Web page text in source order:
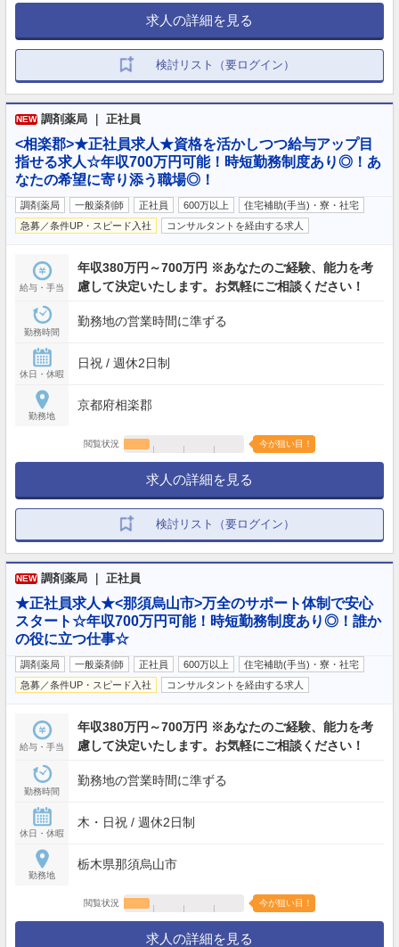
求人の詳細を見る
検討リスト（要ログイン）
NEW 調剤薬局 ｜ 正社員
<相楽郡>★正社員求人★資格を活かしつつ給与アップ目
指せる求人☆年収700万円可能！時短勤務制度あり◎！あ
なたの希望に寄り添う職場◎！
調剤薬局 一般薬剤師 正社員 600万以上
住宅補助(手当)・寮・社宅
急募／条件UP・スピード入社
コンサルタントを経由する求人
給与・手当
年収380万円～700万円 ※あなたのご経験、能力を考
慮して決定いたします。お気軽にご相談ください！
勤務時間
勤務地の営業時間に準ずる
休日・休暇
日祝 / 週休2日制
勤務地
京都府相楽郡
閲覧状況 今が狙い目！
求人の詳細を見る
検討リスト（要ログイン）
NEW 調剤薬局 ｜ 正社員
★正社員求人★<那須烏山市>万全のサポート体制で安心
スタート☆年収700万円可能！時短勤務制度あり◎！誰か
の役に立つ仕事☆
調剤薬局 一般薬剤師 正社員 600万以上
住宅補助(手当)・寮・社宅
急募／条件UP・スピード入社
コンサルタントを経由する求人
給与・手当
年収380万円～700万円 ※あなたのご経験、能力を考
慮して決定いたします。お気軽にご相談ください！
勤務時間
勤務地の営業時間に準ずる
休日・休暇
木・日祝 / 週休2日制
勤務地
栃木県那須烏山市
閲覧状況 今が狙い目！
求人の詳細を見る